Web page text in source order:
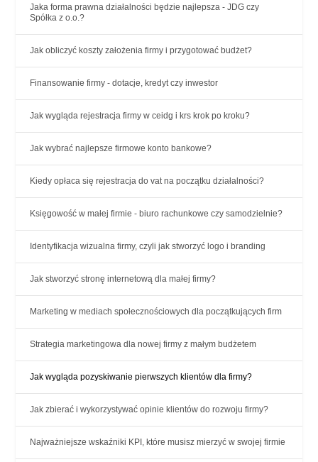
Jaka forma prawna działalności będzie najlepsza - JDG czy
Spółka z o.o.?
Jak obliczyć koszty założenia firmy i przygotować budżet?
Finansowanie firmy - dotacje, kredyt czy inwestor
Jak wygląda rejestracja firmy w ceidg i krs krok po kroku?
Jak wybrać najlepsze firmowe konto bankowe?
Kiedy opłaca się rejestracja do vat na początku działalności?
Księgowość w małej firmie - biuro rachunkowe czy samodzielnie?
Identyfikacja wizualna firmy, czyli jak stworzyć logo i branding
Jak stworzyć stronę internetową dla małej firmy?
Marketing w mediach społecznościowych dla początkujących firm
Strategia marketingowa dla nowej firmy z małym budżetem
Jak wygląda pozyskiwanie pierwszych klientów dla firmy?
Jak zbierać i wykorzystywać opinie klientów do rozwoju firmy?
Najważniejsze wskaźniki KPI, które musisz mierzyć w swojej firmie